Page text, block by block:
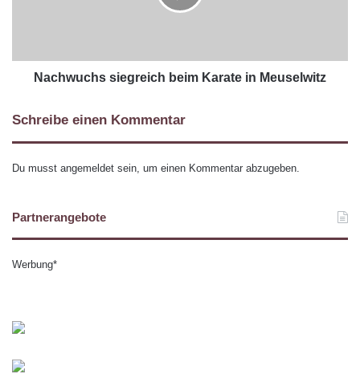
Nachwuchs siegreich beim Karate in Meuselwitz
Schreibe einen Kommentar
Du musst angemeldet sein, um einen Kommentar abzugeben.
Partnerangebote
Werbung*